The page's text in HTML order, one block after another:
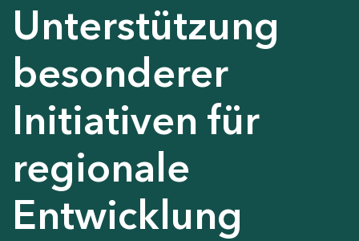
Unterstützung
besonderer
Initiativen für
regionale
Entwicklung